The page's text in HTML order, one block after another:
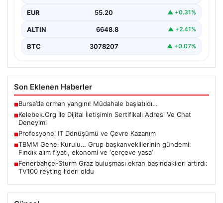
EUR 55.20 ▲ +0.31%
ALTIN 6648.8 ▲ +2.41%
BTC 3078207 ▲ +0.07%
Son Eklenen Haberler
■Bursa’da orman yangını! Müdahale başlatıldı…
■Kelebek.Org İle Dijital İletişimin Sertifikalı Adresi Ve Chat
Deneyimi
■Profesyonel IT Dönüşümü ve Çevre Kazanım
■TBMM Genel Kurulu… Grup başkanvekillerinin gündemi:
Fındık alım fiyatı, ekonomi ve ‘çerçeve yasa’
■Fenerbahçe-Sturm Graz buluşması ekran başındakileri artırdı:
TV100 reyting lideri oldu